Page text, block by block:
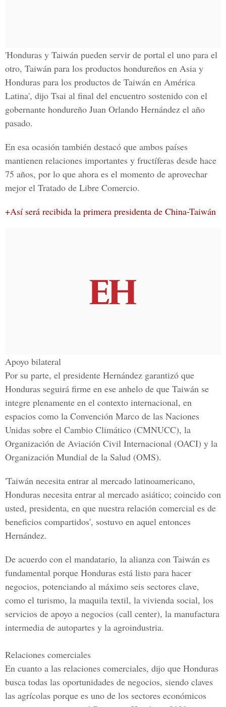
'Honduras y Taiwán pueden servir de portal el uno para el
otro, Taiwán para los productos hondureños en Asia y
Honduras para los productos de Taiwán en América
Latina', dijo Tsai al final del encuentro sostenido con el
gobernante hondureño Juan Orlando Hernández el año
pasado.
En esa ocasión también destacó que ambos países
mantienen relaciones importantes y fructíferas desde hace
75 años, por lo que ahora es el momento de aprovechar
mejor el Tratado de Libre Comercio.
+Así será recibida la primera presidenta de China-Taiwán
Apoyo bilateral
Por su parte, el presidente Hernández garantizó que
Honduras seguirá firme en ese anhelo de que Taiwán se
integre plenamente en el contexto internacional, en
espacios como la Convención Marco de las Naciones
Unidas sobre el Cambio Climático (CMNUCC), la
Organización de Aviación Civil Internacional (OACI) y la
Organización Mundial de la Salud (OMS).
'Taiwán necesita entrar al mercado latinoamericano,
Honduras necesita entrar al mercado asiático; coincido con
usted, presidenta, en que nuestra relación comercial es de
beneficios compartidos', sostuvo en aquel entonces
Hernández.
De acuerdo con el mandatario, la alianza con Taiwán es
fundamental porque Honduras está listo para hacer
negocios, potenciando al máximo seis sectores clave,
como el turismo, la maquila textil, la vivienda social, los
servicios de apoyo a negocios (call center), la manufactura
intermedia de autopartes y la agroindustria.
Relaciones comerciales
En cuanto a las relaciones comerciales, dijo que Honduras
busca todas las oportunidades de negocios, siendo claves
las agrícolas porque es uno de los sectores económicos